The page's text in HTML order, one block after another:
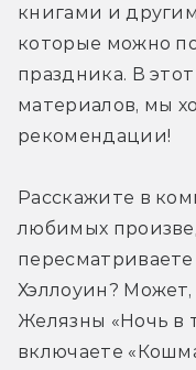
книгами и
которые можно
праздника. В
материалов, мы
рекомендации!
Расскажите в
любимых
Хэллоуин?
Желязны «Ночь в
включаете